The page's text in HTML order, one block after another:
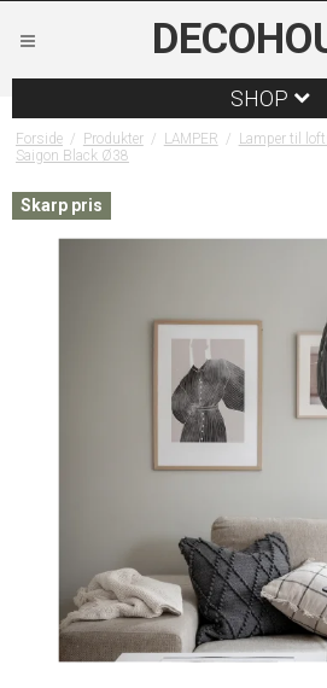
SHOP
Forside / Produkter / LAMPER / Lamper til
Saigon Black Ø38
Skarp pris